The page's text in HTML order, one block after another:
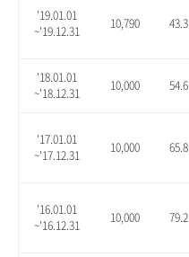
'19.01.01
~'19.12.31
10,790 43.3
'18.01.01
~'18.12.31
10,000 54.6
'17.01.01
~'17.12.31
10,000 65.8
'16.01.01
~'16.12.31
10,000 79.2